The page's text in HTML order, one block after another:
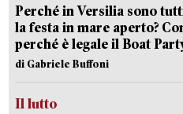
Perché in Versilia sono
la festa in mare aperto?
perché è legale il Boat
di Gabriele Buffoni
Il lutto